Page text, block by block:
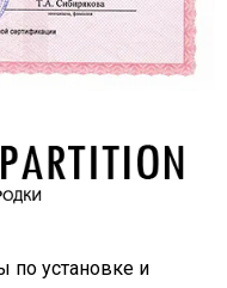
по установке и